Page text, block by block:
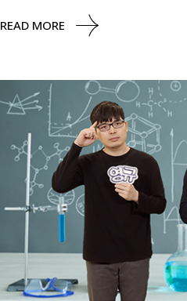
READ MORE